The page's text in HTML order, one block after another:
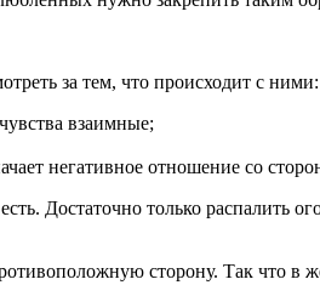
за тем, что происходит с ними:
взаимные;
негативное отношение со
Достаточно только распалить
сторону. Так что в